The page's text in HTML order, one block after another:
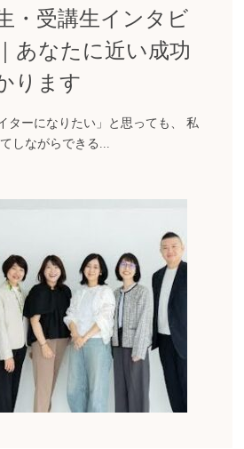
・受講生インタビ
あなたに近い成功
ります
ターになりたい」と思っても、 私
しながらできる...